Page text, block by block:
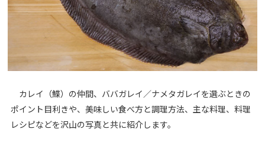
カレイ（鰈）の仲間、ババガレイ／ナメタガレイを選ぶときの
ポイント目利きや、美味しい食べ方と調理方法、主な料理、料理
レシピなどを沢山の写真と共に紹介します。